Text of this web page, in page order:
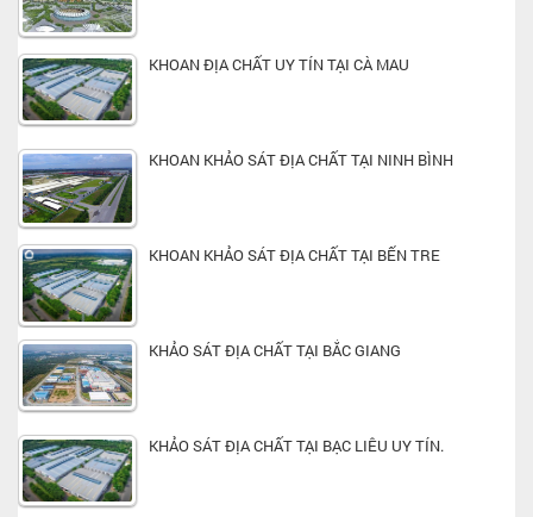
KHOAN ĐỊA CHẤT UY TÍN TẠI CÀ MAU
KHOAN KHẢO SÁT ĐỊA CHẤT TẠI NINH BÌNH
KHOAN KHẢO SÁT ĐỊA CHẤT TẠI BẾN TRE
KHẢO SÁT ĐỊA CHẤT TẠI BẮC GIANG
KHẢO SÁT ĐỊA CHẤT TẠI BẠC LIÊU UY TÍN.